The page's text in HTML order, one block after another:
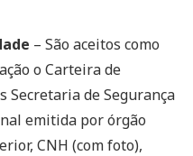
– São aceitos como
o Carteira de
Secretaria de Segurança
emitida por órgão
CNH (com foto),